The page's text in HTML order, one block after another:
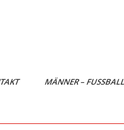
MÄNNER – FUSSBALL